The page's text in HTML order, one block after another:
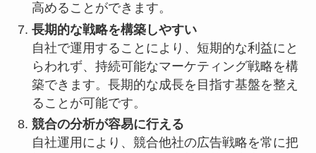
高めることができます。
長期的な戦略を構築しやすい
自社で運用することにより、短期的な利益にと
らわれず、持続可能なマーケティング戦略を構
築できます。長期的な成長を目指す基盤を整え
ることが可能です。
競合の分析が容易に行える
自社運用により、競合他社の広告戦略を常に把